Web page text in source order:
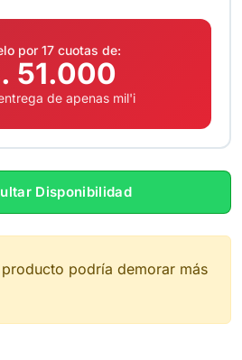
por 17 cuotas de:
51.000
de apenas mil'i
Disponibilidad
podría demorar más